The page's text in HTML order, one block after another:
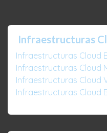
Infraestructuras
Infraestructuras Cloud
Infraestructuras Cloud
Infraestructuras Cloud
Infraestructuras Cloud